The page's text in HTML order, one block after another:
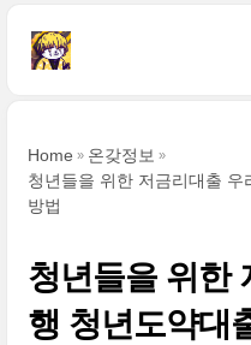
Home
온갖정보
청년들을 위한 저금리대출
방법
청년들을 위한
행 청년도약대